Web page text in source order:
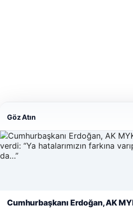
Web sitemizi nasıl kullandığınızı
Göz Atın
Cumhurbaşkanı Erdoğan, AK